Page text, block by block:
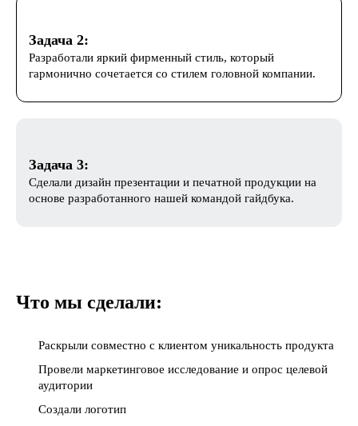
Задача 2:
Разработали яркий фирменный стиль, который
гармонично сочетается со стилем головной компании.
Задача 3:
Сделали дизайн презентации и печатной продукции на
основе разработанного нашей командой гайдбука.
Что мы сделали:
Раскрыли совместно с клиентом уникальность продукта
Провели маркетинговое исследование и опрос целевой
аудитории
Создали логотип